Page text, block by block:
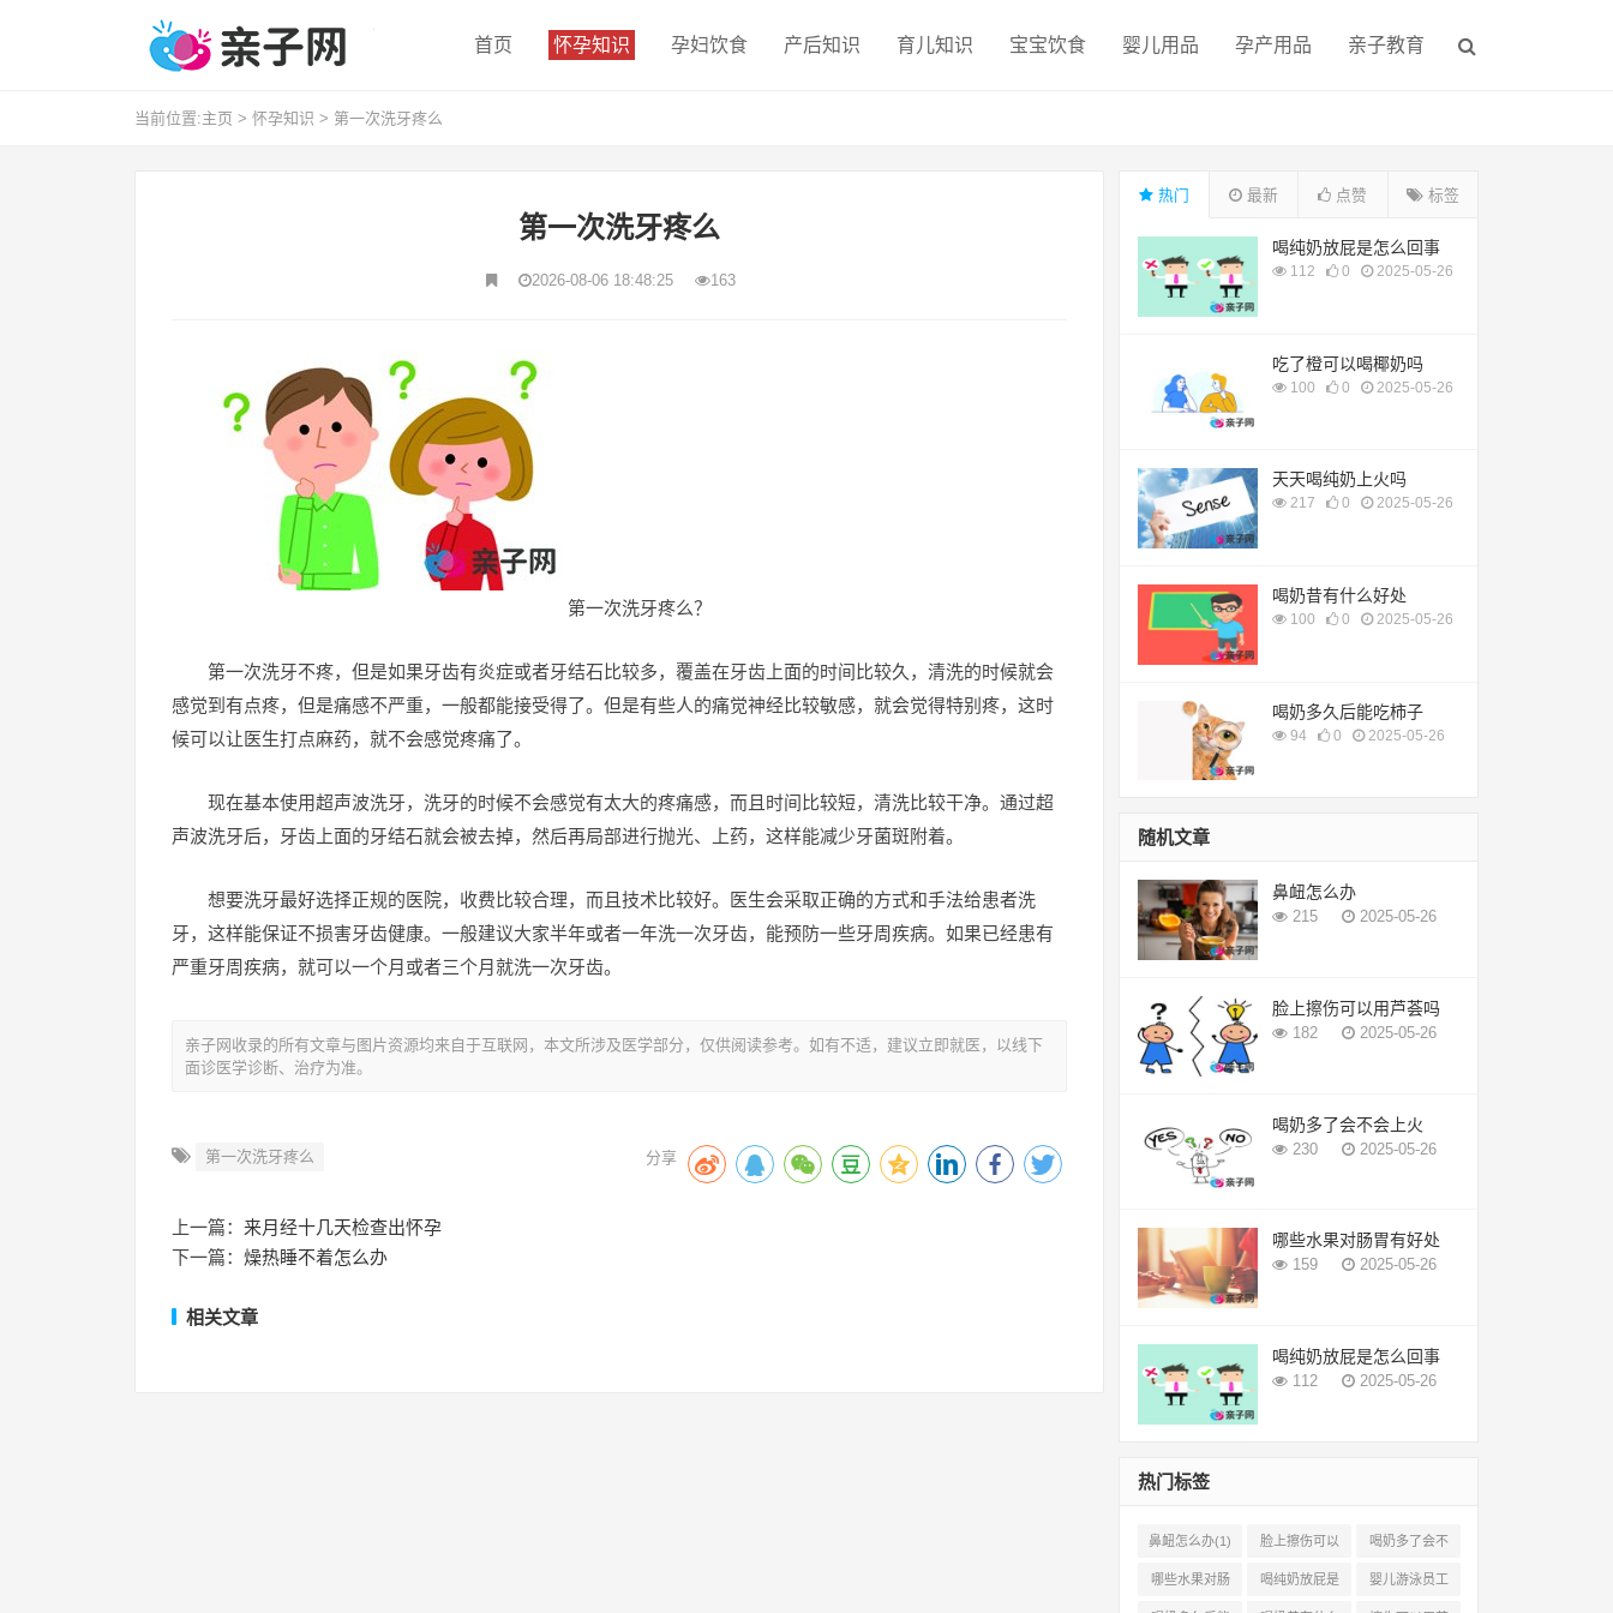
首页 怀孕知识 孕妇饮食 产后知识 育儿知识 宝宝饮食 婴儿用品 孕产用品 亲子教育
当前位置:主页 > 怀孕知识 > 第一次洗牙疼么
第一次洗牙疼么
2026-08-06 18:48:25 163
第一次洗牙疼么？
第一次洗牙不疼，但是如果牙齿有炎症或者牙结石比较多，覆盖在牙齿上面的时间比较久，清洗的时候就会
感觉到有点疼，但是痛感不严重，一般都能接受得了。但是有些人的痛觉神经比较敏感，就会觉得特别疼，这时
候可以让医生打点麻药，就不会感觉疼痛了。
现在基本使用超声波洗牙，洗牙的时候不会感觉有太大的疼痛感，而且时间比较短，清洗比较干净。通过超
声波洗牙后，牙齿上面的牙结石就会被去掉，然后再局部进行抛光、上药，这样能减少牙菌斑附着。
想要洗牙最好选择正规的医院，收费比较合理，而且技术比较好。医生会采取正确的方式和手法给患者洗
牙，这样能保证不损害牙齿健康。一般建议大家半年或者一年洗一次牙齿，能预防一些牙周疾病。如果已经患有
严重牙周疾病，就可以一个月或者三个月就洗一次牙齿。
亲子网收录的所有文章与图片资源均来自于互联网，本文所涉及医学部分，仅供阅读参考。如有不适，建议立即就医，以线下
面诊医学诊断、治疗为准。
第一次洗牙疼么
上一篇： 来月经十几天检查出怀孕
下一篇： 燥热睡不着怎么办
相关文章
热门 最新 点赞 标签
喝纯奶放屁是怎么回事
112 0 2025-05-26
吃了橙可以喝椰奶吗
100 0 2025-05-26
天天喝纯奶上火吗
217 0 2025-05-26
喝奶昔有什么好处
100 0 2025-05-26
喝奶多久后能吃柿子
94 0 2025-05-26
随机文章
鼻衄怎么办
215 2025-05-26
脸上擦伤可以用芦荟吗
182 2025-05-26
喝奶多了会不会上火
230 2025-05-26
哪些水果对肠胃有好处
159 2025-05-26
喝纯奶放屁是怎么回事
112 2025-05-26
热门标签
鼻衄怎么办(1) 脸上擦伤可以
用芦荟吗(1)
喝奶多了会不
会上火(2)
哪些水果对肠 喝纯奶放屁是 婴儿游泳员工